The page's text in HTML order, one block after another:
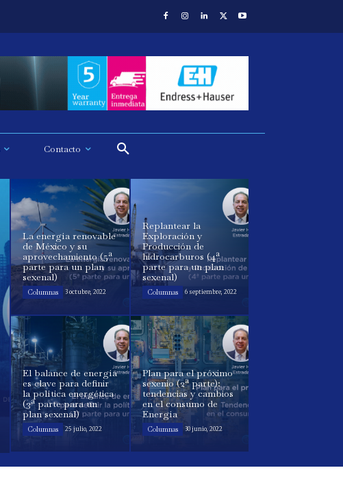
Contacto
La energía renovable
de México y su
aprovechamiento (5ª
parte para un plan
sexenal)
Columnas 3 octubre, 2022
Replantear la
Exploración y
Producción de
hidrocarburos (4ª
parte para un plan
sexenal)
Columnas 6 septiembre, 2022
El balance de energía
es clave para definir
la política energética
(3ª parte para un
plan sexenal)
Columnas 25 julio, 2022
Plan para el próximo
sexenio (2ª parte):
tendencias y cambios
en el consumo de
Energía
Columnas 30 junio, 2022